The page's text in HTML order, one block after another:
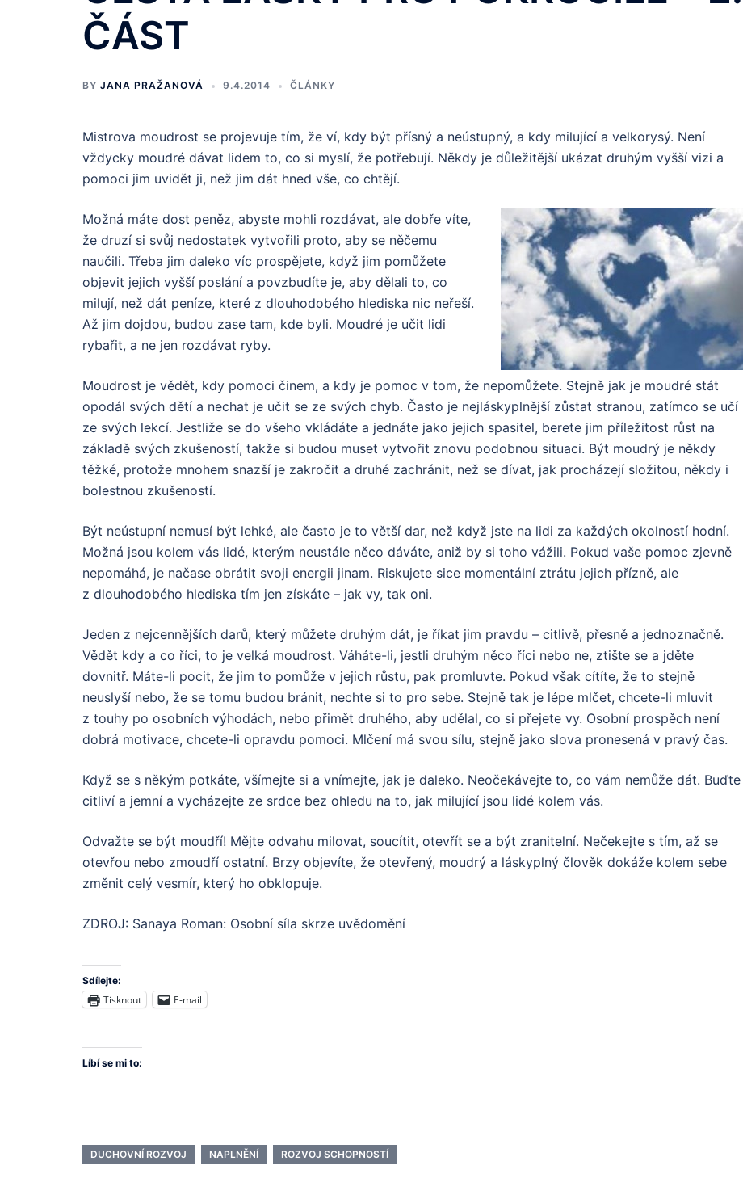
ČÁST
BY JANA PRAŽANOVÁ 9.4.2014 ČLÁNKY
Mistrova moudrost se projevuje tím, že ví, kdy být přísný a neústupný, a kdy milující a velkorysý. Není
vždycky moudré dávat lidem to, co si myslí, že potřebují. Někdy je důležitější ukázat druhým vyšší vizi a
pomoci jim uvidět ji, než jim dát hned vše, co chtějí.
Možná máte dost peněz, abyste mohli rozdávat, ale dobře víte,
že druzí si svůj nedostatek vytvořili proto, aby se něčemu
naučili. Třeba jim daleko víc prospějete, když jim pomůžete
objevit jejich vyšší poslání a povzbudíte je, aby dělali to, co
milují, než dát peníze, které z dlouhodobého hlediska nic neřeší.
Až jim dojdou, budou zase tam, kde byli. Moudré je učit lidi
rybařit, a ne jen rozdávat ryby.
Moudrost je vědět, kdy pomoci činem, a kdy je pomoc v tom, že nepomůžete. Stejně jak je moudré stát
opodál svých dětí a nechat je učit se ze svých chyb. Často je nejláskyplnější zůstat stranou, zatímco se učí
ze svých lekcí. Jestliže se do všeho vkládáte a jednáte jako jejich spasitel, berete jim příležitost růst na
základě svých zkušeností, takže si budou muset vytvořit znovu podobnou situaci. Být moudrý je někdy
těžké, protože mnohem snazší je zakročit a druhé zachránit, než se dívat, jak procházejí složitou, někdy i
bolestnou zkušeností.
Být neústupní nemusí být lehké, ale často je to větší dar, než když jste na lidi za každých okolností hodní.
Možná jsou kolem vás lidé, kterým neustále něco dáváte, aniž by si toho vážili. Pokud vaše pomoc zjevně
nepomáhá, je načase obrátit svoji energii jinam. Riskujete sice momentální ztrátu jejich přízně, ale
z dlouhodobého hlediska tím jen získáte – jak vy, tak oni.
Jeden z nejcennějších darů, který můžete druhým dát, je říkat jim pravdu – citlivě, přesně a jednoznačně.
Vědět kdy a co říci, to je velká moudrost. Váháte-li, jestli druhým něco říci nebo ne, ztište se a jděte
dovnitř. Máte-li pocit, že jim to pomůže v jejich růstu, pak promluvte. Pokud však cítíte, že to stejně
neuslyší nebo, že se tomu budou bránit, nechte si to pro sebe. Stejně tak je lépe mlčet, chcete-li mluvit
z touhy po osobních výhodách, nebo přimět druhého, aby udělal, co si přejete vy. Osobní prospěch není
dobrá motivace, chcete-li opravdu pomoci. Mlčení má svou sílu, stejně jako slova pronesená v pravý čas.
Když se s někým potkáte, všímejte si a vnímejte, jak je daleko. Neočekávejte to, co vám nemůže dát. Buďte
citliví a jemní a vycházejte ze srdce bez ohledu na to, jak milující jsou lidé kolem vás.
Odvažte se být moudří! Mějte odvahu milovat, soucítit, otevřít se a být zranitelní. Nečekejte s tím, až se
otevřou nebo zmoudří ostatní. Brzy objevíte, že otevřený, moudrý a láskyplný člověk dokáže kolem sebe
změnit celý vesmír, který ho obklopuje.
ZDROJ: Sanaya Roman: Osobní síla skrze uvědomění
Sdílejte:
Tisknout E-mail
Líbí se mi to:
DUCHOVNÍ ROZVOJ NAPLNĚNÍ ROZVOJ SCHOPNOSTÍ